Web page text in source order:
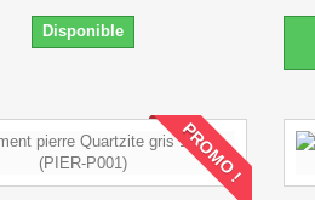
Disponible
PROMO !